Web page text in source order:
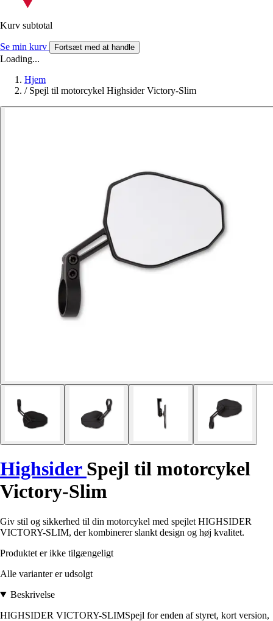
Kurv subtotal
Se min kurv Fortsæt med at handle
Loading...
Hjem
/ Spejl til motorcykel Highsider Victory-Slim
Highsider Spejl til motorcykel
Victory-Slim
Giv stil og sikkerhed til din motorcykel med spejlet HIGHSIDER
VICTORY-SLIM, der kombinerer slankt design og høj kvalitet.
Produktet er ikke tilgængeligt
Alle varianter er udsolgt
Beskrivelse
HIGHSIDER VICTORY-SLIMSpejl for enden af styret, kort version,